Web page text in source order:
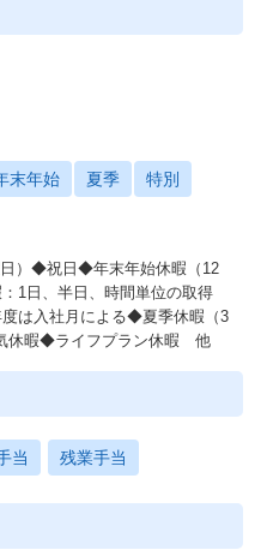
末年始 夏季 特別
）◆祝日◆年末年始休暇（12
1日、半日、時間単位の取得
入社月による◆夏季休暇（3
休暇◆ライフプラン休暇 他
当 残業手当